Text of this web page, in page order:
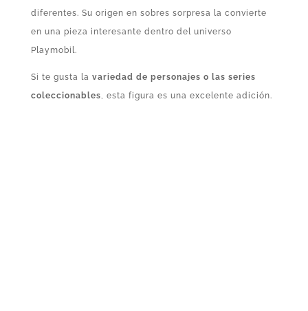
diferentes. Su origen en sobres sorpresa la convierte
en una pieza interesante dentro del universo
Playmobil.
Si te gusta la variedad de personajes o las series
coleccionables , esta figura es una excelente adición.